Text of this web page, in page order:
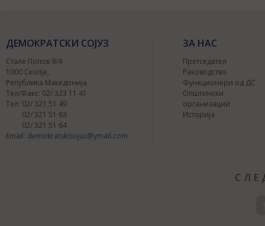
ДЕМОКРАТСКИ СОЈУЗ
Стале Попов 9/4
1000 Скопје,
Република Македонија
Тел/Факс: 02/ 323 11 41
Тел: 02/ 321 51 49
02/ 321 51 63
02/ 321 51 64
Email: demokratskisojuz@ymail.com
ЗА НАС
Претседател
Раководство
Функционери од ДС
Општински
организации
Историја